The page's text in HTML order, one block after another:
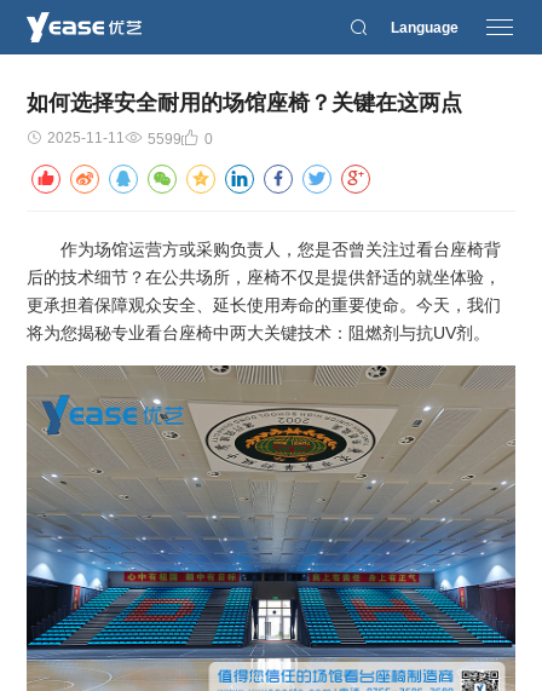
Language
如何选择安全耐用的场馆座椅？关键在这两点
2025-11-11 5599 0
作为场馆运营方或采购负责人，您是否曾关注过看台座椅背
后的技术细节？在公共场所，座椅不仅是提供舒适的就坐体验，
更承担着保障观众安全、延长使用寿命的重要使命。今天，我们
将为您揭秘专业看台座椅中两大关键技术：阻燃剂与抗UV剂。